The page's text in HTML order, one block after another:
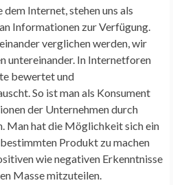
Internet, stehen uns als
Informationen zur Verfügung.
verglichen werden, wir
untereinander. In Internetforen
bewertet und
So ist man als Konsument
der Unternehmen durch
Man hat die Möglichkeit sich ein
Produkt zu machen
wie negativen Erkenntnisse
Masse mitzuteilen.